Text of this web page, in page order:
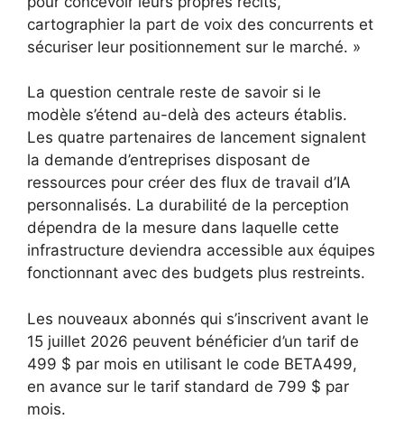
cartographier la part de voix des concurrents et
sécuriser leur positionnement sur le marché. »
La question centrale reste de savoir si le
modèle s’étend au-delà des acteurs établis.
Les quatre partenaires de lancement signalent
la demande d’entreprises disposant de
ressources pour créer des flux de travail d’IA
personnalisés. La durabilité de la perception
dépendra de la mesure dans laquelle cette
infrastructure deviendra accessible aux équipes
fonctionnant avec des budgets plus restreints.
Les nouveaux abonnés qui s’inscrivent avant le
15 juillet 2026 peuvent bénéficier d’un tarif de
499 $ par mois en utilisant le code BETA499,
en avance sur le tarif standard de 799 $ par
mois.